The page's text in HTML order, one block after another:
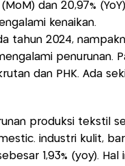
dan 20,97%
kenaikan.
tahun 2024,
penurunan.
dan PHK. Ada
produksi tekstil
industri kulit,
1,93% (yoy). Hal